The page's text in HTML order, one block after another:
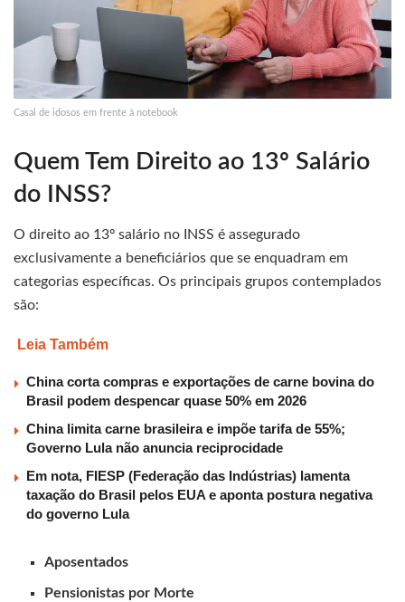
Casal de idosos em frente à notebook
Quem Tem Direito ao 13º Salário
do INSS?
O direito ao 13º salário no INSS é assegurado
exclusivamente a beneficiários que se enquadram em
categorias específicas. Os principais grupos contemplados
são:
Leia Também
China corta compras e exportações de carne bovina do
Brasil podem despencar quase 50% em 2026
China limita carne brasileira e impõe tarifa de 55%;
Governo Lula não anuncia reciprocidade
Em nota, FIESP (Federação das Indústrias) lamenta
taxação do Brasil pelos EUA e aponta postura negativa
do governo Lula
Aposentados
Pensionistas por Morte